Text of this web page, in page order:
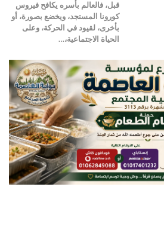
قبل، فالعالم بأسره يكافح فيروس
كورونا المستجد، ويخضع بصورة، أو
بأخرى، لقيود في الحركة، وعلى
الحياة الاجتماعية،…